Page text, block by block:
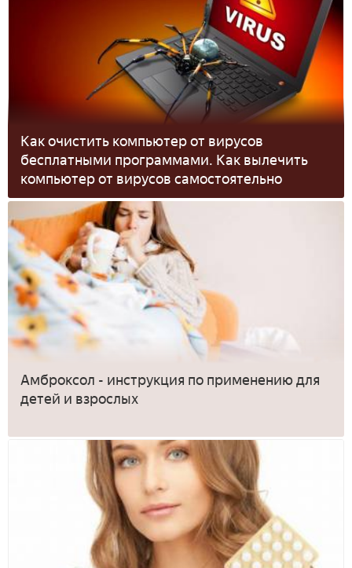
Как очистить компьютер от вирусов
бесплатными программами. Как вылечить
компьютер от вирусов самостоятельно
Амброксол - инструкция по применению для
детей и взрослых